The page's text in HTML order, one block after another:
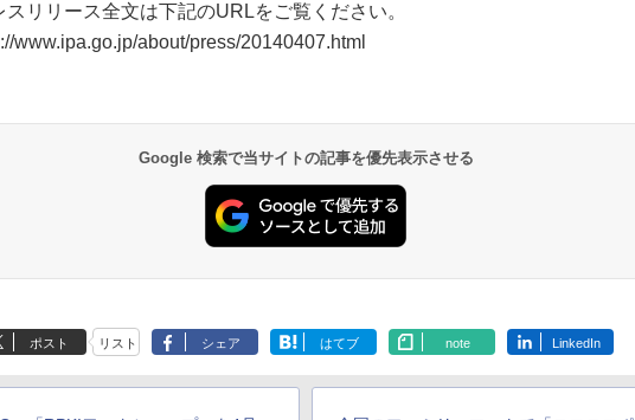
リリース全文は下記のURLをご覧ください。
www.ipa.go.jp/about/press/20140407.html
Google 検索で当サイトの記事を優先表示させる
ポスト リスト シェア はてブ note LinkedIn